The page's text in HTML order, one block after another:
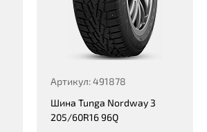
Артикул: 491878
Шина Tunga Nordway 3
205/60R16 96Q